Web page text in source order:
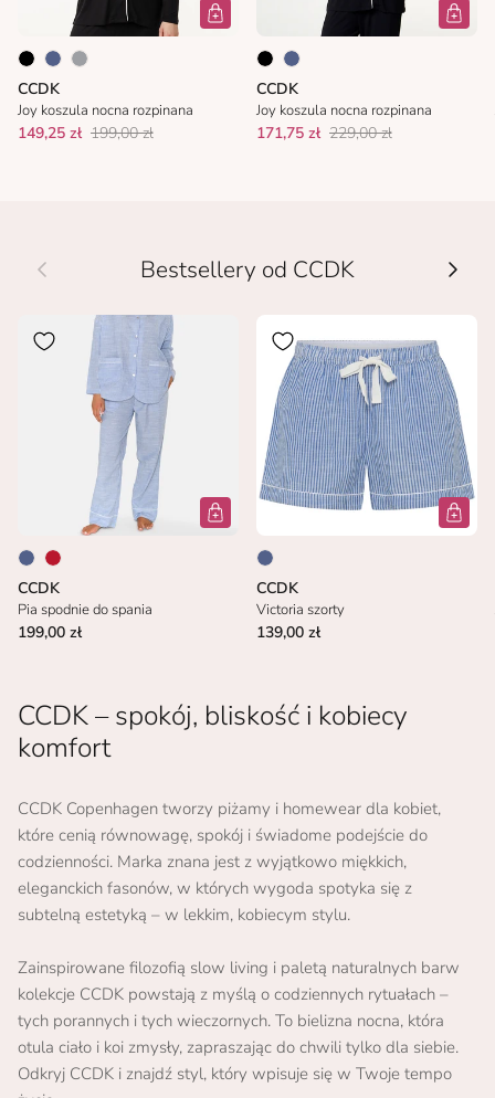
CCDK
Joy koszula nocna rozpinana
149,25 zł 199,00 zł
CCDK
Joy koszula nocna rozpinana
171,75 zł 229,00 zł
Wcześniej Bestsellery od CCDK
CCDK
Pia spodnie do spania
199,00 zł
CCDK
Victoria szorty
139,00 zł
CCDK – spokój, bliskość i kobiecy
komfort
CCDK Copenhagen tworzy piżamy i homewear dla kobiet,
które cenią równowagę, spokój i świadome podejście do
codzienności. Marka znana jest z wyjątkowo miękkich,
eleganckich fasonów, w których wygoda spotyka się z
subtelną estetyką – w lekkim, kobiecym stylu.
Zainspirowane filozofią slow living i paletą naturalnych barw
kolekcje CCDK powstają z myślą o codziennych rytuałach –
tych porannych i tych wieczornych. To bielizna nocna, która
otula ciało i koi zmysły, zapraszając do chwili tylko dla siebie.
Odkryj CCDK i znajdź styl, który wpisuje się w Twoje tempo